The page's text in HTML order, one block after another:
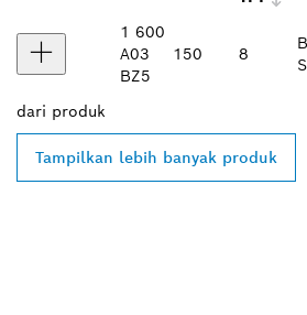
1 600
A03
BZ5
150 8
dari produk
Tampilkan lebih banyak produk